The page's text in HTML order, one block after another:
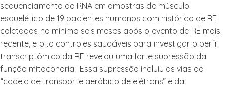
sequenciamento de RNA em amostras de músculo
esquelético de 19 pacientes humanos com histórico de RE,
coletadas no mínimo seis meses após o evento de RE mais
recente, e oito controles saudáveis ​​para investigar o perfil
transcriptômico da RE revelou uma forte supressão da
função mitocondrial. Essa supressão incluiu as vias da
“cadeia de transporte aeróbico de elétrons” e da